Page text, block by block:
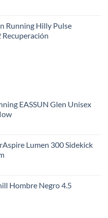
Running Hilly Pulse
EASSUN Glen Unisex
Lumen 300 Sidekick
Hombre Negro 4.5